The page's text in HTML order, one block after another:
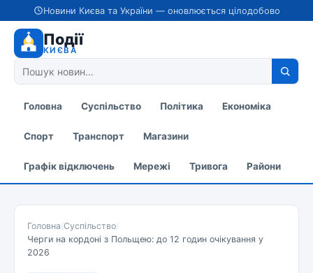
Новини Києва та України — оновлюється цілодобово
Події
КИЄВА
Головна Суспільство Політика Економіка
Спорт Транспорт Магазини
Графік відключень Мережі Тривога Райони
Головна/Суспільство/
Черги на кордоні з Польщею: до 12 годин очікування у
2026